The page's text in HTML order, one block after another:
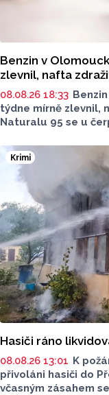
Benzin v
zlevnil, nafta
08.08.26 18:33
týdne mírně zlevnil,
Naturalu 95 se u
dražší. O 84 haléřů
průměrně 44,84
která ceny sleduje,
dražší než před
o 11,31 koruny méně.
Krimi
Hasiči ráno
08.08.26 13:01 K
přivoláni hasiči do
včasným zásahem